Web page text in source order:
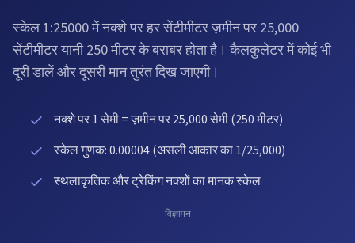
स्केल 1:25000 में नक्शे पर हर सेंटीमीटर ज़मीन पर 25,000
सेंटीमीटर यानी 250 मीटर के बराबर होता है। कैलकुलेटर में कोई भी
दूरी डालें और दूसरी मान तुरंत दिख जाएगी।
नक्शे पर 1 सेमी = ज़मीन पर 25,000 सेमी (250 मीटर)
स्केल गुणक: 0.00004 (असली आकार का 1/25,000)
स्थलाकृतिक और ट्रेकिंग नक्शों का मानक स्केल
विज्ञापन